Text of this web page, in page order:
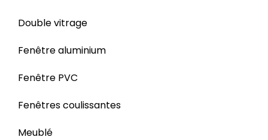
Double vitrage
Fenêtre aluminium
Fenêtre PVC
Fenêtres coulissantes
Meublé